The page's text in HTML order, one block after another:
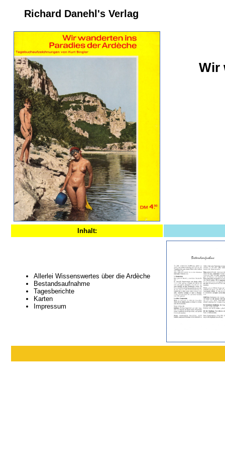
Richard Danehl's Verlag
Wir
Inhalt:
Allerlei Wissenswertes über die Ardèche
Bestandsaufnahme
Tagesberichte
Karten
Impressum